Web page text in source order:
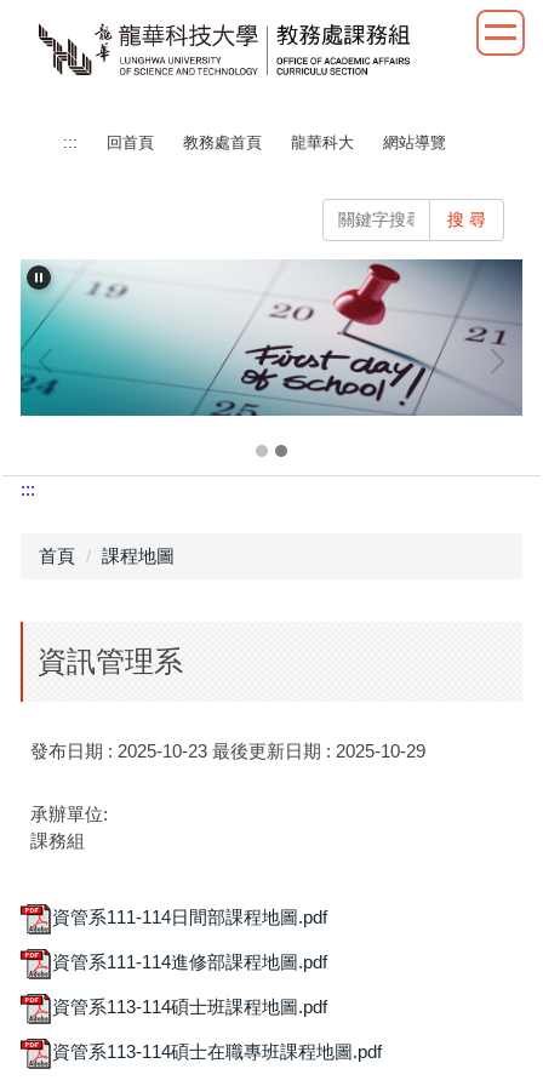
::: 回首頁 教務處首頁 龍華科大 網站導覽
搜 尋
:::
首頁 課程地圖
資訊管理系
發布日期 : 2025-10-23 最後更新日期 : 2025-10-29
承辦單位:
課務組
資管系111-114日間部課程地圖.pdf
資管系111-114進修部課程地圖.pdf
資管系113-114碩士班課程地圖.pdf
資管系113-114碩士在職專班課程地圖.pdf